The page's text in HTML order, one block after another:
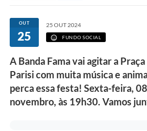
OUT
25
25 OUT 2024
FUNDO SOCIAL
A Banda Fama vai agitar a
Parisi com muita música e
perca essa festa! Sexta-feira,
novembro, às 19h30. Vamos